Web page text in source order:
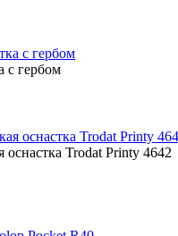
с гербом
оснастка Trodat Printy 4642